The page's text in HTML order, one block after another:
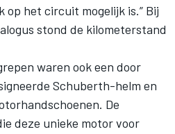
het circuit mogelijk is.” Bij
stond de kilometerstand
waren ook een door
Schuberth-helm en
De
deze unieke motor voor